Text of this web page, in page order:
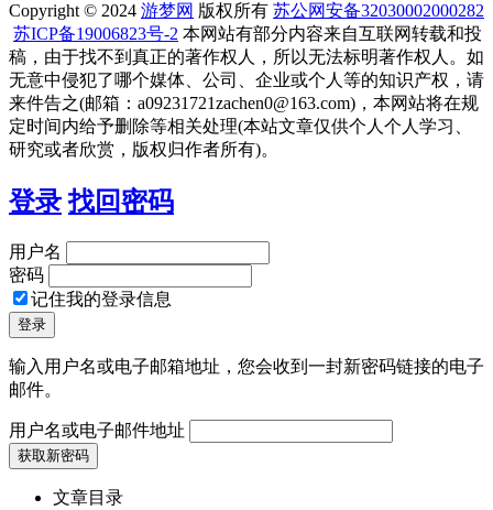
Copyright © 2024 游梦网 版权所有 苏公网安备32030002000282
苏ICP备19006823号-2 本网站有部分内容来自互联网转载和投
稿，由于找不到真正的著作权人，所以无法标明著作权人。如
无意中侵犯了哪个媒体、公司、企业或个人等的知识产权，请
来件告之(邮箱：a09231721zachen0@163.com)，本网站将在规
定时间内给予删除等相关处理(本站文章仅供个人个人学习、
研究或者欣赏，版权归作者所有)。
登录 找回密码
用户名
密码
记住我的登录信息
输入用户名或电子邮箱地址，您会收到一封新密码链接的电子
邮件。
用户名或电子邮件地址
文章目录